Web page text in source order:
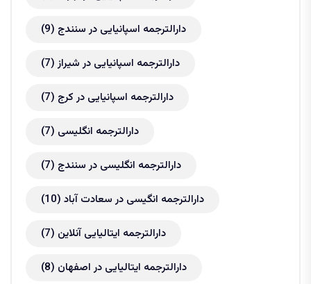
دارالترجمه اسپانیایی در سنندج (9)
دارالترجمه اسپانیایی در شیراز(7)
دارالترجمه اسپانیایی در کرج (7)
دارالترجمه انگلیسی (7)
دارالترجمه انگلیسی در سنندج (7)
دارالترجمه انگیسی در سعادت آباد (10)
دارالترجمه ایتالیایی آنلاین (7)
دارالترجمه ایتالیایی در اصفهان (8)